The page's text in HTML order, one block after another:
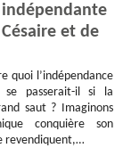
et de
quoi l’indépendance
se passerait-il si la
saut ? Imaginons
conquière son
revendiquent,…